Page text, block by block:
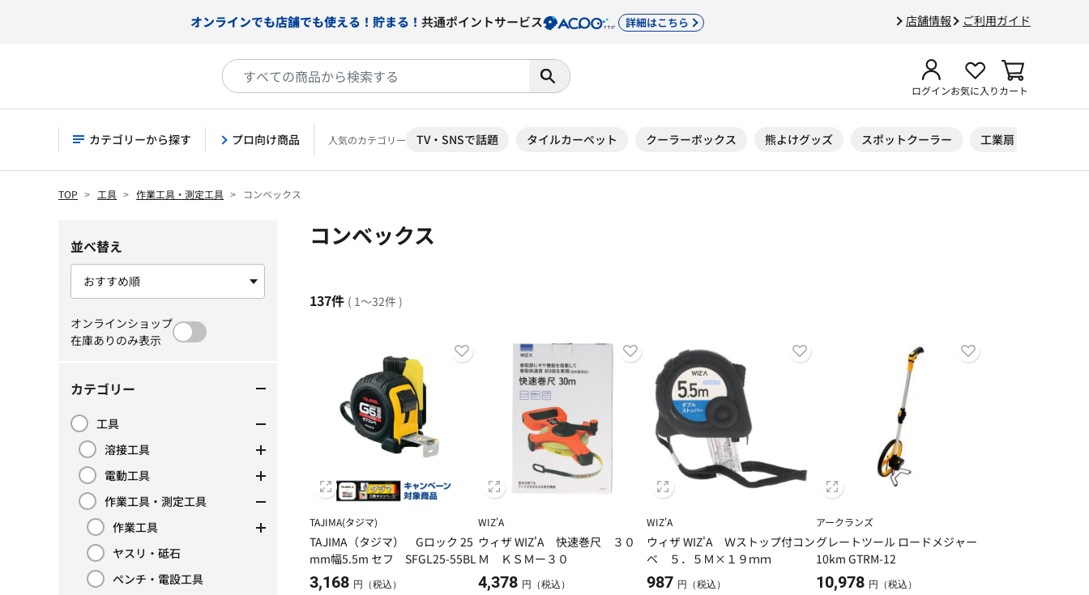
店舗情報 ご利用ガイド
オンラインでも店舗でも使える！貯まる！ 共通ポイントサービス 詳細はこちら
ログインお気に入りカート
カテゴリーから探す プロ向け商品 人気のカテゴリー TV・SNSで話題 タイルカーペット クーラーボックス 熊よけグッズ スポットクーラー 工業扇
TOP 工具 作業工具・測定工具 コンベックス
並べ替え
オンラインショップ
在庫ありのみ表示
カテゴリー
工具
カテゴリーで絞り込み: 工具
溶接工具
カテゴリーで絞り込み: 溶接工具
電動工具
カテゴリーで絞り込み: 電動工具
作業工具・測定工具
カテゴリーで絞り込み: 作業工具・測定工具
作業工具
カテゴリーで絞り込み: 作業工具
ヤスリ・砥石
カテゴリーで絞り込み: ヤスリ・砥石
ペンチ・電設工具
カテゴリーで絞り込み: ペンチ・電設工具
コンベックス
137件 ( 1～32件 )
TAJIMA(タジマ)
TAJIMA（タジマ） Gロック 25
mm幅5.5m セフ SFGL25-55BL
3,168 円（税込）
WIZ'A
ウィザ WIZ'A 快速巻尺 ３０
Ｍ ＫＳＭー３０
4,378 円（税込）
WIZ'A
ウィザ WIZ'A Ｗストップ付コン
ベ ５．５Ｍ×１９ｍｍ
987 円（税込）
アークランズ
グレートツール ロードメジャー
10km GTRM-12
10,978 円（税込）